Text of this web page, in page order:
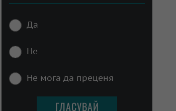
Да
Не
Не мога да преценя